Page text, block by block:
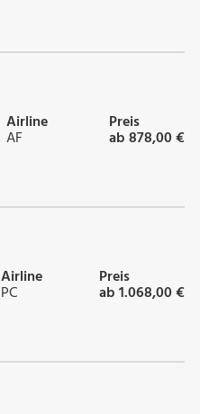
Airline
AF
Preis
ab 878,00 €
Airline
PC
Preis
ab 1.068,00 €